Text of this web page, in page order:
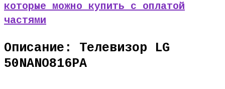
которые можно купить с оплатой
частями
Описание: Телевизор LG
50NANO816PA